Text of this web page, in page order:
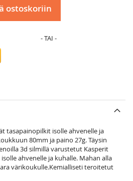
ostoskoriin
tasapainopilkit isolle ahvenelle ja
80mm ja paino 27g. Täysin
3d silmillä varustetut Kasperit
ahvenelle ja kuhalle. Mahan alla
värikoukulle.Kemialliseti teroitetut